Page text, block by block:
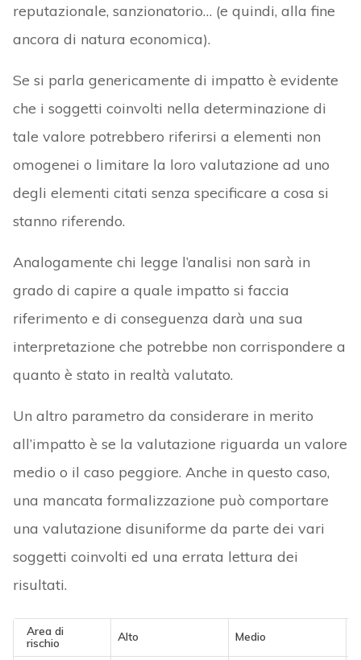
reputazionale, sanzionatorio… (e quindi, alla fine
ancora di natura economica).
Se si parla genericamente di impatto è evidente
che i soggetti coinvolti nella determinazione di
tale valore potrebbero riferirsi a elementi non
omogenei o limitare la loro valutazione ad uno
degli elementi citati senza specificare a cosa si
stanno riferendo.
Analogamente chi legge l’analisi non sarà in
grado di capire a quale impatto si faccia
riferimento e di conseguenza darà una sua
interpretazione che potrebbe non corrispondere a
quanto è stato in realtà valutato.
Un altro parametro da considerare in merito
all’impatto è se la valutazione riguarda un valore
medio o il caso peggiore. Anche in questo caso,
una mancata formalizzazione può comportare
una valutazione disuniforme da parte dei vari
soggetti coinvolti ed una errata lettura dei
risultati.
Area di
rischio
Alto Medio